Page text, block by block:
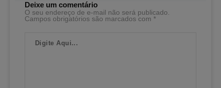
Deixe um comentário
O seu endereço de e-mail não será publicado.
Campos obrigatórios são marcados com *
Aqui...